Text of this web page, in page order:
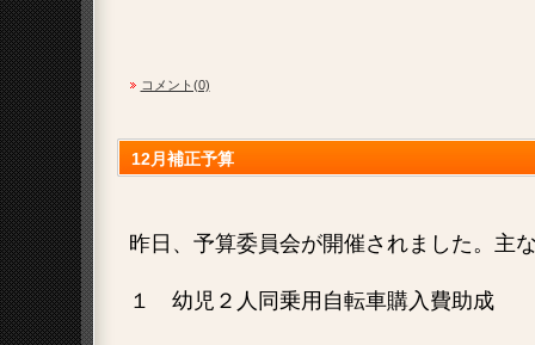
コメント(0)
12月補正予算
昨日、予算委員会が開催されました。主
１ 幼児２人同乗用自転車購入費助成